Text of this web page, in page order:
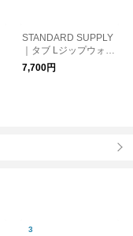
STANDARD SUPPLY
｜タブ Lジップウォレ
ット "TAB" L ZIP WAL
LET スタンダードサプ
7,700円